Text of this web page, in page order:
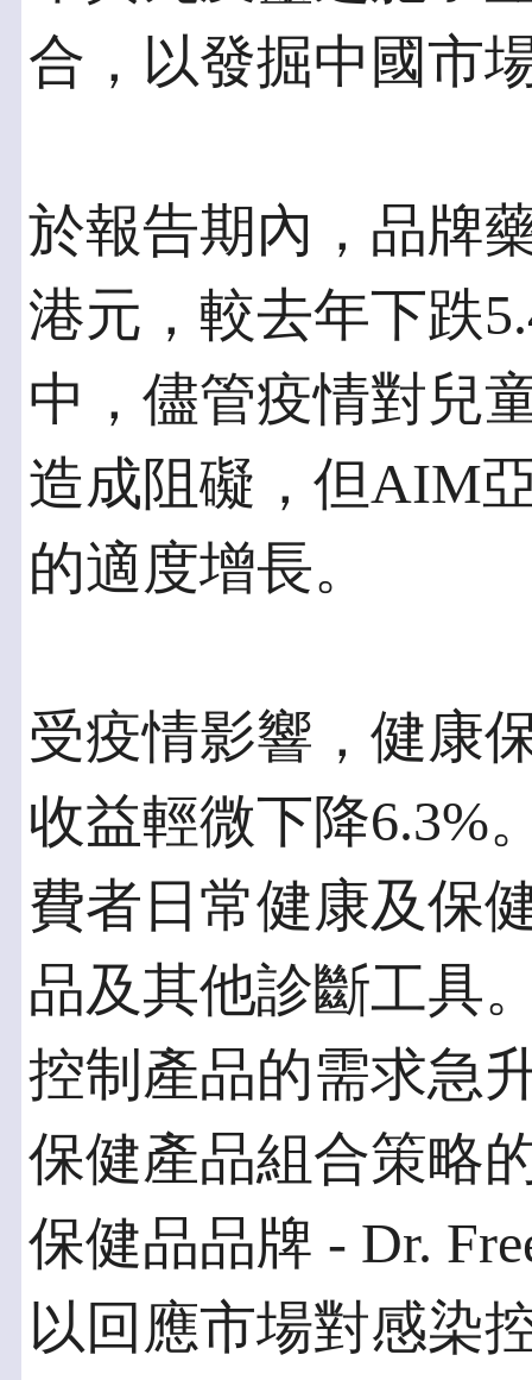
合，以發掘中國市
於報告期內，品牌
港元，較去年下跌
中，儘管疫情對兒
造成阻礙，但AIM
的適度增長。
受疫情影響，健康
收益輕微下降6.3%
費者日常健康及保
品及其他診斷工具
控制產品的需求急
保健產品組合策略
保健品品牌 - Dr.
以回應市場對感染